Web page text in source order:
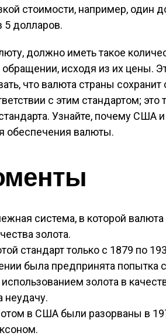
стоимости, например, один
5 долларов.
должно иметь такое
обращении, исходя из их цены.
что валюта страны сохранит
с этим стандартом; это
Узнайте, почему США
обеспечения валюты.
система, в которой валюта
золота.
стандарт только с 1879 по
была предпринята попытка
золота в
неудачу.
в США были разорваны в